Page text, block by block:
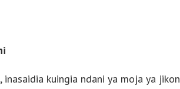
kuingia ndani ya moja ya